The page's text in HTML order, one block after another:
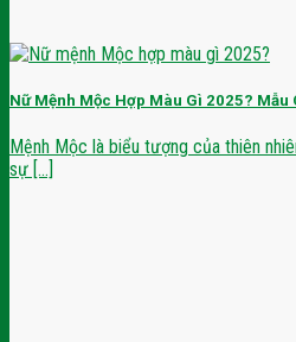
Nữ Mệnh Mộc Hợp Màu Gì 2025? Mẫu
Mệnh Mộc là biểu tượng của thiên
sự [...]